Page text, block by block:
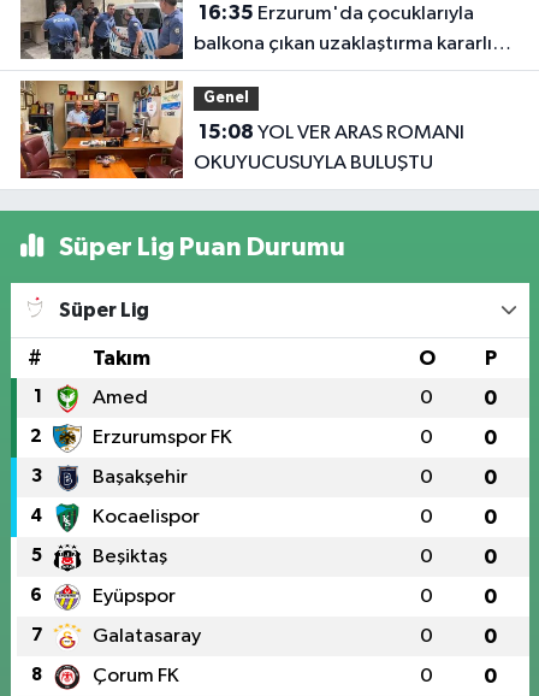
16:35
balkona çıkan uzaklaştırma kararlı
koca ikna edildi
Genel
15:08
OKUYUCUSUYLA BULUŞTU
Süper Lig Puan Durumu
Süper Lig
# Takım O P
1 Amed 0 0
2 Erzurumspor FK 0 0
3 Başakşehir 0 0
4 Kocaelispor 0 0
5 Beşiktaş 0 0
6 Eyüpspor 0 0
7 Galatasaray 0 0
8 Çorum FK 0 0